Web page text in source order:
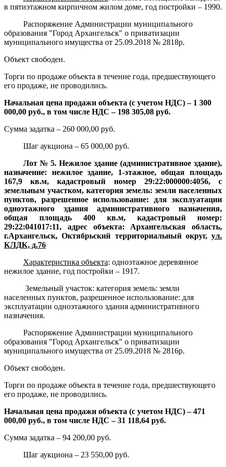
в пятиэтажном кирпичном жилом доме, год постройки – 1990.
Распоряжение Администрации муниципального
образования "Город Архангельск" о приватизации
муниципального имущества от 25.09.2018 № 2818р.
Объект свободен.
Торги по продаже объекта в течение года, предшествующего
его продаже, не проводились.
Начальная цена продажи объекта (с учетом НДС) – 1 300
000,00 руб., в том числе НДС – 198 305,08 руб.
Сумма задатка – 260 000,00 руб.
Шаг аукциона – 65 000,00 руб.
Лот № 5. Нежилое здание (административное здание),
назначение: нежилое здание, 1-этажное, общая площадь
167,9 кв.м, кадастровый номер 29:22:000000:4056, с
земельным участком, категория земель: земли населенных
пунктов, разрешенное использование: для эксплуатации
одноэтажного здания административного назначения,
общая площадь 400 кв.м, кадастровый номер:
29:22:041017:11, адрес объекта: Архангельская область,
г.Архангельск, Октябрьский территориальный округ, ул.
КЛДК, д.76
Характеристика объекта: одноэтажное деревянное
нежилое здание, год постройки – 1917.
Земельный участок: категория земель: земли
населенных пунктов, разрешенное использование: для
эксплуатации одноэтажного здания административного
назначения.
Распоряжение Администрации муниципального
образования "Город Архангельск" о приватизации
муниципального имущества от 25.09.2018 № 2816р.
Объект свободен.
Торги по продаже объекта в течение года, предшествующего
его продаже, не проводились.
Начальная цена продажи объекта (с учетом НДС) – 471
000,00 руб., в том числе НДС – 31 118,64 руб.
Сумма задатка – 94 200,00 руб.
Шаг аукциона – 23 550,00 руб.